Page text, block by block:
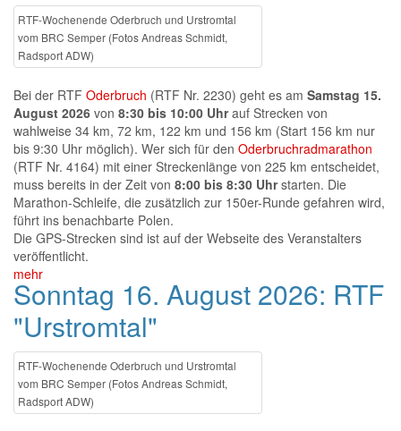
RTF-Wochenende Oderbruch und Urstromtal
vom BRC Semper (Fotos Andreas Schmidt,
Radsport ADW)
Bei der RTF Oderbruch (RTF Nr. 2230) geht es am Samstag 15.
August 2026 von 8:30 bis 10:00 Uhrauf Strecken von
wahlweise 34 km, 72 km, 122 km und 156 km (Start 156 km nur
bis 9:30 Uhr möglich). Wer sich für den Oderbruchradmarathon
(RTF Nr. 4164) mit einer Streckenlänge von 225 km entscheidet,
muss bereits in der Zeit von 8:00 bis 8:30 Uhrstarten. Die
Marathon-Schleife, die zusätzlich zur 150er-Runde gefahren wird,
führt ins benachbarte Polen.
Die GPS-Strecken sind ist auf der Webseite des Veranstalters
veröffentlicht.
mehr
Sonntag 16. August 2026: RTF
"Urstromtal"
RTF-Wochenende Oderbruch und Urstromtal
vom BRC Semper (Fotos Andreas Schmidt,
Radsport ADW)